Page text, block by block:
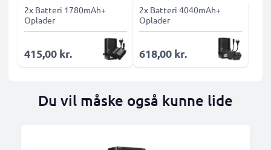
2x Batteri 1780mAh+
Oplader
415,00 kr.
2x Batteri 4040mAh+
Oplader
618,00 kr.
Du vil måske også kunne lide